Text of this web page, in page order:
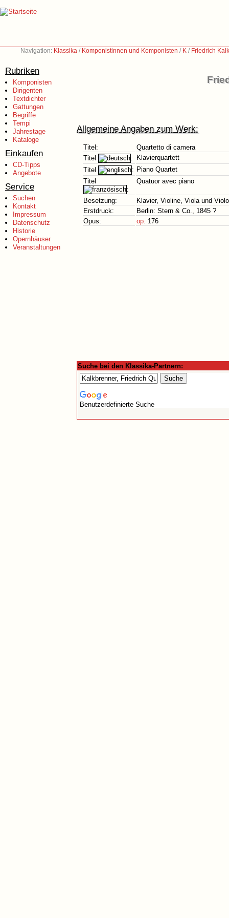
Navigation: Klassika / Komponistinnen und Komponisten / K / Friedrich
Rubriken
Komponisten
Dirigenten
Textdichter
Gattungen
Begriffe
Tempi
Jahrestage
Kataloge
Einkaufen
CD-Tipps
Angebote
Service
Suchen
Kontakt
Impressum
Datenschutz
Historie
Opernhäuser
Veranstaltungen
Allgemeine Angaben zum Werk:
Titel:
Quartetto di camera
Titel
:
Klavierquartett
Titel
: Piano Quartet
Titel
:
Quatuor avec piano
Besetzung:
Klavier, Violine, Viola und
Erstdruck:
Berlin: Stern & Co., 1845 ?
Opus:
op. 176
Suche bei den Klassika-Partnern:
Benutzerdefinierte Suche